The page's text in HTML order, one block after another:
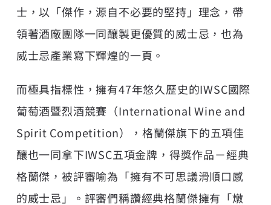
士，以「傑作，源自不必要的堅持」理念，帶
領著酒廠團隊一同釀製更優質的威士忌，也為
威士忌產業寫下輝煌的一頁。
而極具指標性，擁有47年悠久歷史的IWSC國際
葡萄酒暨烈酒競賽（International Wine and
Spirit Competition），格蘭傑旗下的五項佳
釀也一同拿下IWSC五項金牌，得獎作品－經典
格蘭傑，被評審喻為「擁有不可思議滑順口感
的威士忌」。評審們稱讚經典格蘭傑擁有「燉